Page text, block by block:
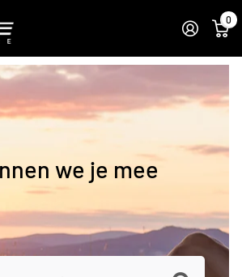
0
we je mee